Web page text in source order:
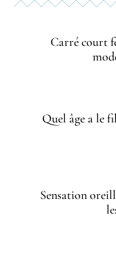
Carré court
Quel âge a le
Sensation